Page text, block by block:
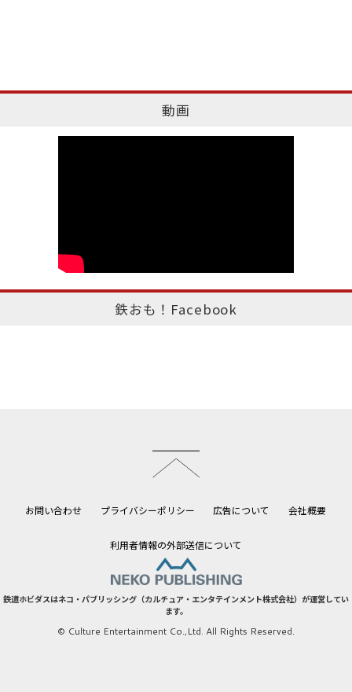
動画
鉄おも！Facebook
お問い合わせ プライバシーポリシー 広告について 会社概要
利用者情報の外部送信について
鉄道ホビダスはネコ・パブリッシング（カルチュア・エンタテインメント株式会社）が運営してい
ます。
© Culture Entertainment Co.,Ltd. All Rights Reserved.